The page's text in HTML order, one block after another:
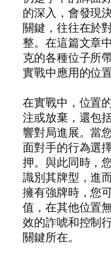
的深入，會發現
關鍵，往往在於
整。在這篇文章
克的各種位子所
實戰中應用的位
在實戰中，位置
注或放棄，還包
響對局進展。當
面對手的行為選
押。與此同時，
識別其牌型，進
擁有強牌時，您
值，在其他位置
效的詐唬和控制
關鍵所在。